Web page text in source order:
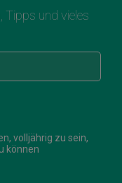
Tipps und vieles
volljährig zu sein,
können